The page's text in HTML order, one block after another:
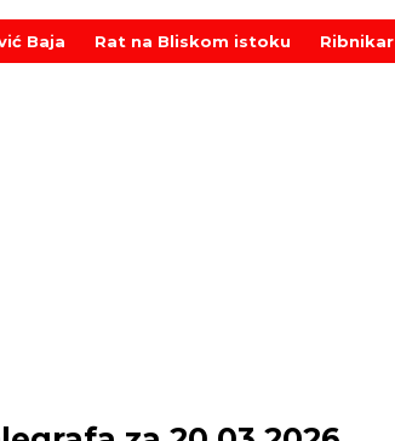
Baja Rat na Bliskom istoku Ribnikar